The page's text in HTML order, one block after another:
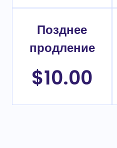
Позднее
продление
$10.00